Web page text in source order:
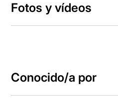
Fotos y vídeos
Conocido/a por